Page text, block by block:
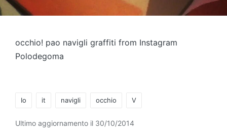
occhio! pao navigli graffiti from Instagram
Polodegoma
Io it navigli occhio V
Ultimo aggiornamento il 30/10/2014